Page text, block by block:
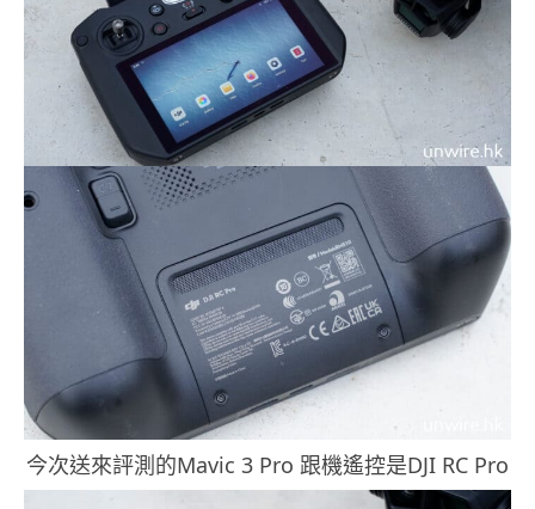
今次送來評測的Mavic 3 Pro 跟機遙控是DJI RC Pro